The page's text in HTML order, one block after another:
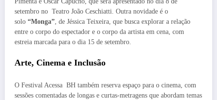
setembro no Teatro João Ceschiatti . Outra novidade é o
solo “Monga” , de Jéssica Teixeira, que busca explorar a relação
entre o corpo do espectador e o corpo da artista em cena, com
estreia marcada para o dia 15 de setembro.
Arte, Cinema e Inclusão
O Festival Acessa BH também reserva espaço para o cinema, com
sessões comentadas de longas e curtas-metragens que abordam temas